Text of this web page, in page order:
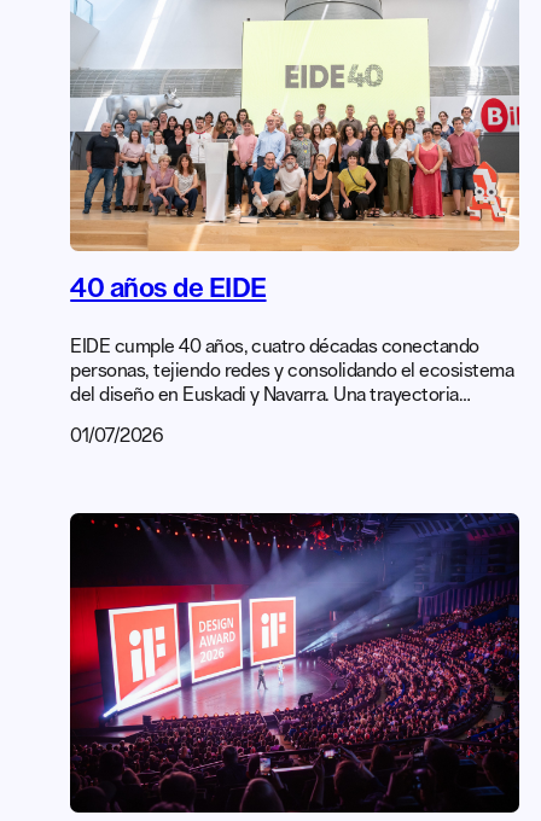
40 años de EIDE
EIDE cumple 40 años, cuatro décadas conectando
personas, tejiendo redes y consolidando el ecosistema
del diseño en Euskadi y Navarra. Una trayectoria
impulso de quienes han formado parte de la asociación
recorrido […]
01/07/2026